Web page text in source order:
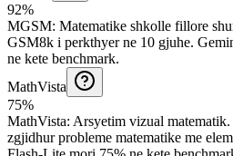
92%
MGSM: Matematike shkolle fillore
GSM8k i perkthyer ne 10 gjuhe.
ne kete benchmark.
MathVista
75%
MathVista: Arsyetim vizual matematik.
zgjidhur probleme matematike me